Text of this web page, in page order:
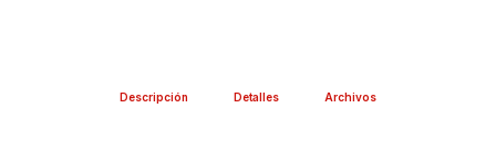
Descripción Detalles Archivos